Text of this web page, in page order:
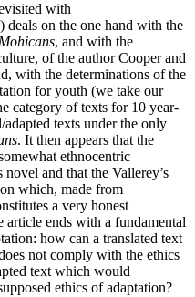
with
deals on the one hand with the
, and with the
of the author Cooper and
with the determinations of the
for youth (we take our
category of texts for 10 year-
texts under the only
. It then appears that the
ethnocentric
and that the Vallerey’s
which, made from
a very honest
ends with a fundamental
how can a translated text
not comply with the ethics
text which would
ethics of adaptation?